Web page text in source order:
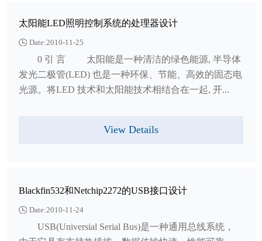
太阳能LED照明控制系统的处理器设计
Date:2010-11-25
0 引 言 太阳能是一种清洁的绿色能源, 半导体
发光二极管(LED) 也是一种环保、节能、高效的固态电
光源。将LED 技术和太阳能技术相结合在一起, 开...
View Details
Blackfin532和Netchip2272的USB接口设计
Date:2010-11-24
USB(Universial Serial Bus)是一种通用总线系统，